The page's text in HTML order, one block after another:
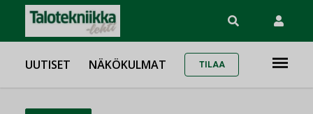
UUTISET NÄKÖKULMAT TILAA